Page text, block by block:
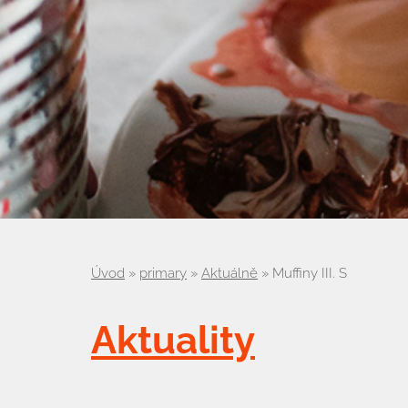
Úvod » primary » Aktuálně » Muffiny III. S
Aktuality